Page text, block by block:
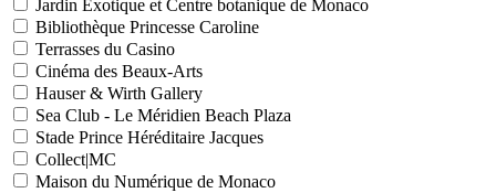
Jardin Exotique et Centre botanique de Monaco
Bibliothèque Princesse Caroline
Terrasses du Casino
Cinéma des Beaux-Arts
Hauser & Wirth Gallery
Sea Club - Le Méridien Beach Plaza
Stade Prince Héréditaire Jacques
Collect|MC
Maison du Numérique de Monaco